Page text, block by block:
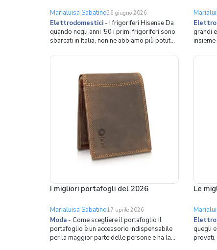
Marialuisa Sabatino26 giugno 2026
Elettrodomestici - I frigoriferi Hisense Da
quando negli anni '50 i primi frigoriferi sono
sbarcati in Italia, non ne abbiamo più potuto
infatti si colloca tra gli oggetti indispensabili
funzione di conservare i cibi alle giuste temp
grandi
I migliori portafogli del 2026
Marialuisa Sabatino17 aprile 2026
Moda - Come scegliere il portafoglio Il
portafoglio è un accessorio indispensabile
per la maggior parte delle persone e ha la
Le
quegli
provati,